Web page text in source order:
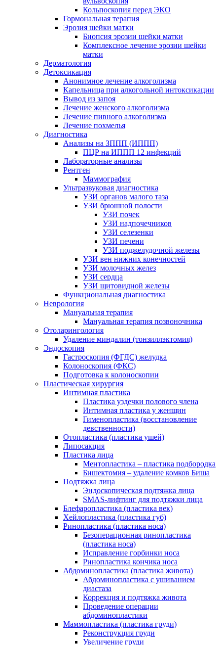
Кольпоскопия перед ЭКО
Гормональная терапия
Эрозия шейки матки
Биопсия эрозии шейки матки
Комплексное лечение эрозии шейки
матки
Дерматология
Детоксикация
Анонимное лечение алкоголизма
Капельница при алкогольной интоксикации
Вывод из запоя
Лечение женского алкоголизма
Лечение пивного алкоголизма
Лечение похмелья
Диагностика
Анализы на ЗППП (ИППП)
ПЦР на ИППП 12 инфекций
Лабораторные анализы
Рентген
Маммография
Ультразвуковая диагностика
УЗИ органов малого таза
УЗИ брюшной полости
УЗИ почек
УЗИ надпочечников
УЗИ селезенки
УЗИ печени
УЗИ поджелудочной железы
УЗИ вен нижних конечностей
УЗИ молочных желез
УЗИ сердца
УЗИ щитовидной железы
Функциональная диагностика
Неврология
Мануальная терапия
Мануальная терапия позвоночника
Отоларингология
Удаление миндалин (тонзиллэктомия)
Эндоскопия
Гастроскопия (ФГДС) желудка
Колоноскопия (ФКС)
Подготовка к колоноскопии
Пластическая хирургия
Интимная пластика
Пластика уздечки полового члена
Интимная пластика у женщин
Гименопластика (восстановление
девственности)
Отопластика (пластика ушей)
Липосакция
Пластика лица
Ментопластика – пластика подбородка
Бишектомия – удаление комков Биша
Подтяжка лица
Эндоскопическая подтяжка лица
SMAS-лифтинг для подтяжки лица
Блефаропластика (пластика век)
Хейлопластика (пластика губ)
Ринопластика (пластика носа)
Безоперационная ринопластика
(пластика носа)
Исправление горбинки носа
Ринопластика кончика носа
Абдоминопластика (пластика живота)
Абдоминопластика с ушиванием
диастаза
Коррекция и подтяжка живота
Проведение операции
абдоминопластики
Маммопластика (пластика груди)
Реконструкция груди
Увеличение груди